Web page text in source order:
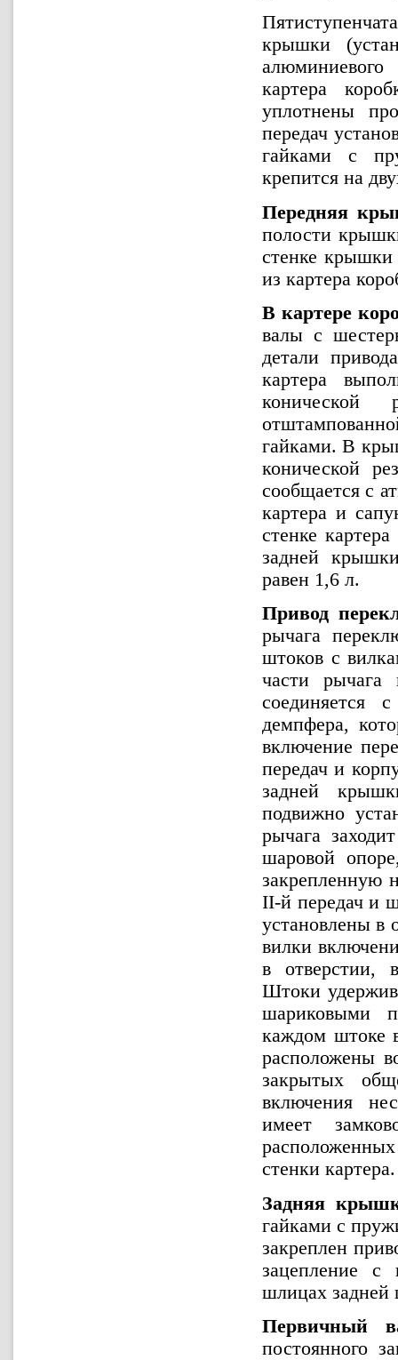
крышки
картера
уплотнены
передач
гайками с
крепится на
Передняя
полости
стенке крышки
из картера
В картере
валы с
детали
картера
гайками. В
конической
сообщается с
картера и
стенке
задней
равен 1,6 л.
Привод
рычага
штоков с
части рычага
соединяется
демпфера,
включение
передач и
задней
подвижно
рычага
шаровой
закрепленную
II-й передач и
установлены в
вилки
в отверстии,
Штоки
шариковыми
каждом штоке
расположены
закрытых
включения
имеет
стенки картера.
Задняя
гайками с
закреплен
зацепление с
шлицах задней
Первичный
постоянного